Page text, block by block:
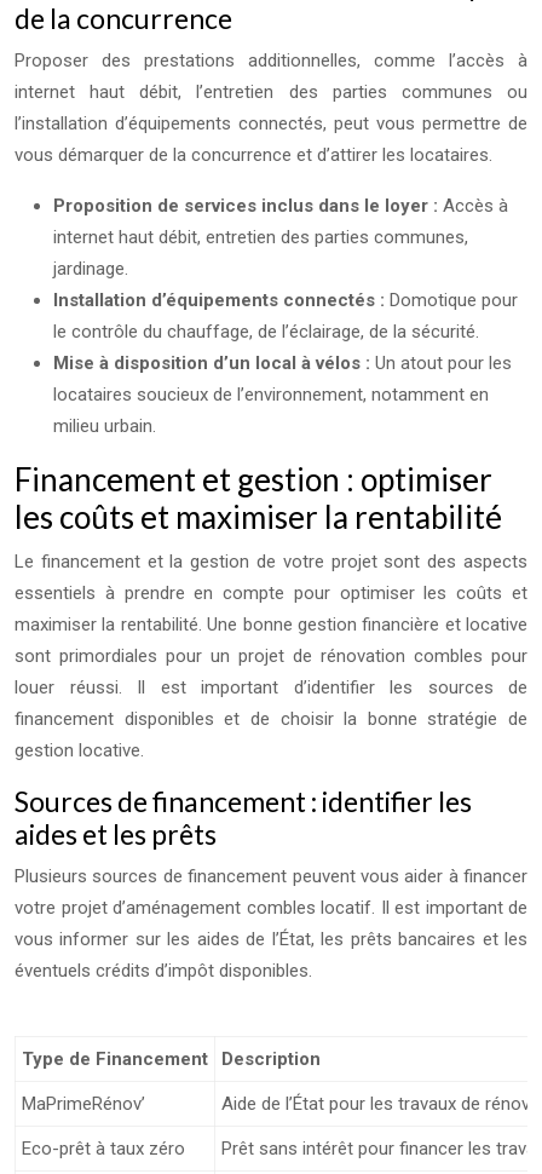
de la concurrence
Proposer des prestations additionnelles, comme l’accès à
internet haut débit, l’entretien des parties communes ou
l’installation d’équipements connectés, peut vous permettre de
vous démarquer de la concurrence et d’attirer les locataires.
Proposition de services inclus dans le loyer : Accès à
internet haut débit, entretien des parties communes,
jardinage.
Installation d’équipements connectés : Domotique pour
le contrôle du chauffage, de l’éclairage, de la sécurité.
Mise à disposition d’un local à vélos : Un atout pour les
locataires soucieux de l’environnement, notamment en
milieu urbain.
Financement et gestion : optimiser
les coûts et maximiser la rentabilité
Le financement et la gestion de votre projet sont des aspects
essentiels à prendre en compte pour optimiser les coûts et
maximiser la rentabilité. Une bonne gestion financière et locative
sont primordiales pour un projet de rénovation combles pour
louer réussi. Il est important d’identifier les sources de
financement disponibles et de choisir la bonne stratégie de
gestion locative.
Sources de financement : identifier les
aides et les prêts
Plusieurs sources de financement peuvent vous aider à financer
votre projet d’aménagement combles locatif. Il est important de
vous informer sur les aides de l’État, les prêts bancaires et les
éventuels crédits d’impôt disponibles.
Type de Financement Description
MaPrimeRénov’ Aide de l’État pour les travaux de
Eco-prêt à taux zéro Prêt sans intérêt pour financer les